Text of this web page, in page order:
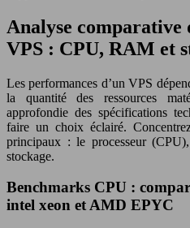
Analyse comparative
VPS : CPU, RAM et
Les performances d’un VPS
la quantité des ressources
approfondie des spécifications
faire un choix éclairé.
principaux : le processeur
stockage.
Benchmarks CPU :
intel xeon et AMD EPYC